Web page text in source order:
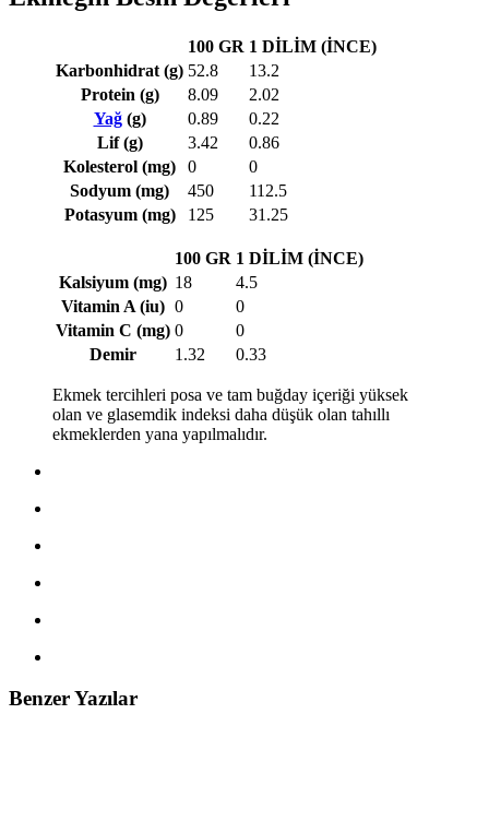
100 GR 1 DİLİM (İNCE)
Karbonhidrat (g) 52.8
13.2
Protein (g)
8.09
2.02
Yağ(g) 0.89
0.22
Lif (g)
3.42
0.86
Kolesterol (mg)
0
0
Sodyum (mg)
450
112.5
Potasyum (mg)
125 31.25
100 GR 1 DİLİM (İNCE)
Kalsiyum (mg) 18
4.5
Vitamin A (iu) 0
0
Vitamin C (mg) 0
0
Demir
1.32 0.33
Ekmek tercihleri posa ve tam buğday içeriği yüksek
olan ve glasemdik indeksi daha düşük olan tahıllı
ekmeklerden yana yapılmalıdır.
Benzer Yazılar